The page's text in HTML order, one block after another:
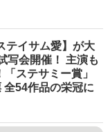
テイサム愛】が大
写会開催！ 主演も
ステサミー賞」
54作品の栄冠に